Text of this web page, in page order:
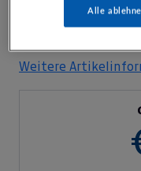
Weitere
Alle